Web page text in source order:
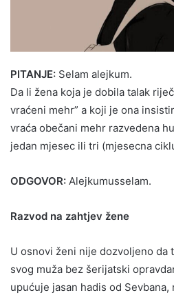
PITANJE: Selam alejkum.
Da li žena koja je dobila talak
vraćeni mehr” a koji je ona
vraća obečani mehr razvedena
jedan mjesec ili tri (mjesecna
ODGOVOR: Alejkumusselam.
Razvod na zahtjev žene
U osnovi ženi nije dozvoljeno da
svog muža bez šerijatski
upućuje jasan hadis od